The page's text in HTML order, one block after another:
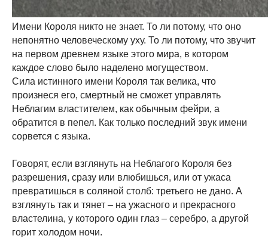
Имени Короля никто не знает. То ли потому, что оно
непонятно человеческому уху. То ли потому, что звучит
на первом древнем языке этого мира, в котором
каждое слово было наделено могуществом.
Сила истинного имени Короля так велика, что
произнеся его, смертный не сможет управлять
Неблагим властителем, как обычным фейри, а
обратится в пепел. Как только последний звук имени
сорвется с языка.
Говорят, если взглянуть на Неблагого Короля без
разрешения, сразу или влюбишься, или от ужаса
превратишься в соляной столб: третьего не дано. А
взглянуть так и тянет – на ужасного и прекрасного
властелина, у которого один глаз – серебро, а другой
горит холодом ночи.